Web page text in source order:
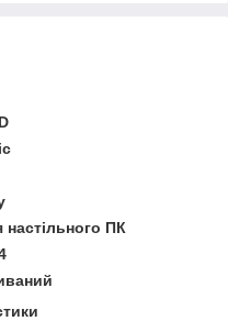
настільного ПК